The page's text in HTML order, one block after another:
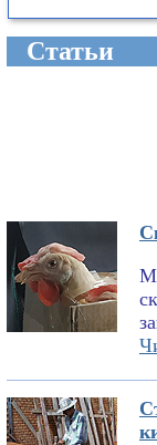
Cтатьи